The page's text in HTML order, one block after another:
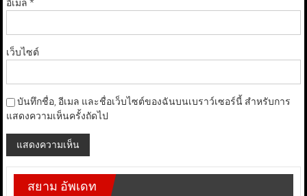
อีเมล *
เว็บไซต์
บันทึกชื่อ, อีเมล และชื่อเว็บไซต์ของฉันบนเบราว์เซอร์นี้ สำหรับการ
แสดงความเห็นครั้งถัดไป
สยาม อัพเดท